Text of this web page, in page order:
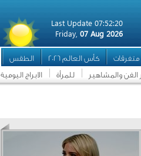
Last Update 07:52:20
Friday, 07 Aug 2026
متفرقات كأس العالم 2026 الطقس
الفن والمشاهير للمرأة الابراج اليومية